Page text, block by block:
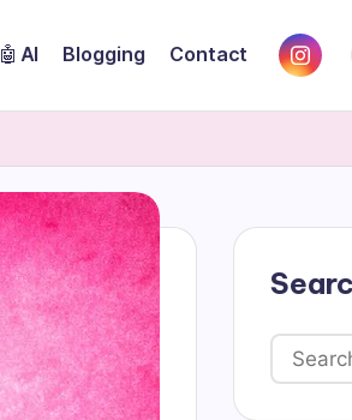
🤖 AI Blogging Contact